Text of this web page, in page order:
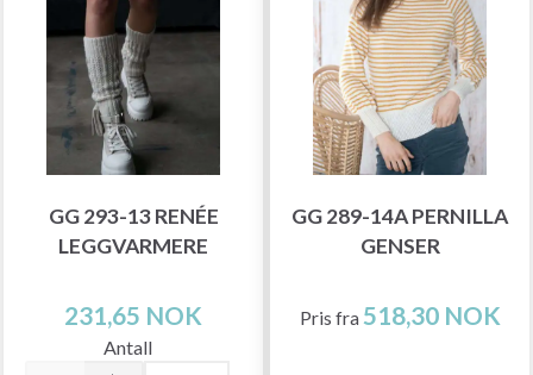
GG 293-13 RENÉE
LEGGVARMERE
231,65 NOK
Antall
GG 289-14A PERNILLA
GENSER
Pris fra 518,30 NOK